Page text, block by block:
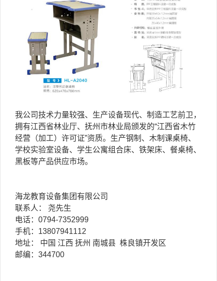
我公司技术力量较强、生产设备现代、制造工艺前卫，
拥有江西省林业厅、抚州市林业局颁发的“江西省木竹
经营（加工）许可证”资质。生产钢制、木制课桌椅、
学校实验室设备、学生公寓组合床、铁架床、餐桌椅、
黑板等产品供应市场。
海龙教育设备集团有限公司
联系人： 尧先生
电话：0794-7352999
手机：13807941112
地址： 中国 江西 抚州 南城县 株良镇开发区
邮编：344700